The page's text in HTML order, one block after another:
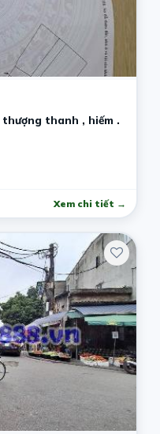
thanh , hiếm .
Xem chi tiết →